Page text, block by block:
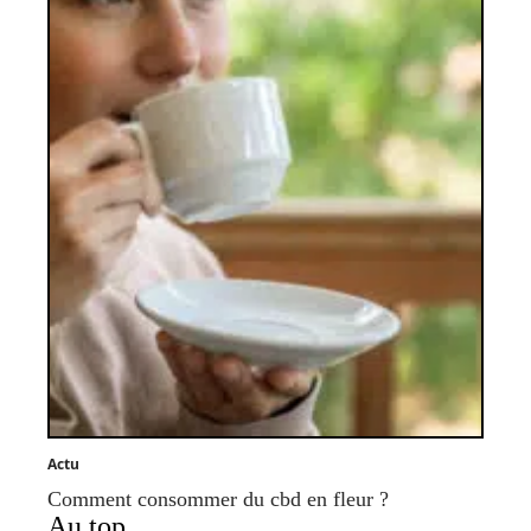
Actu
Comment consommer du cbd en fleur ?